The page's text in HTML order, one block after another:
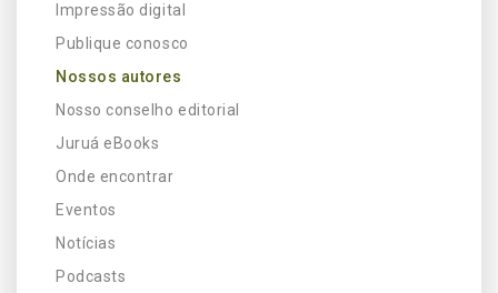
Impressão digital
Publique conosco
Nossos autores
Nosso conselho editorial
Juruá eBooks
Onde encontrar
Eventos
Notícias
Podcasts